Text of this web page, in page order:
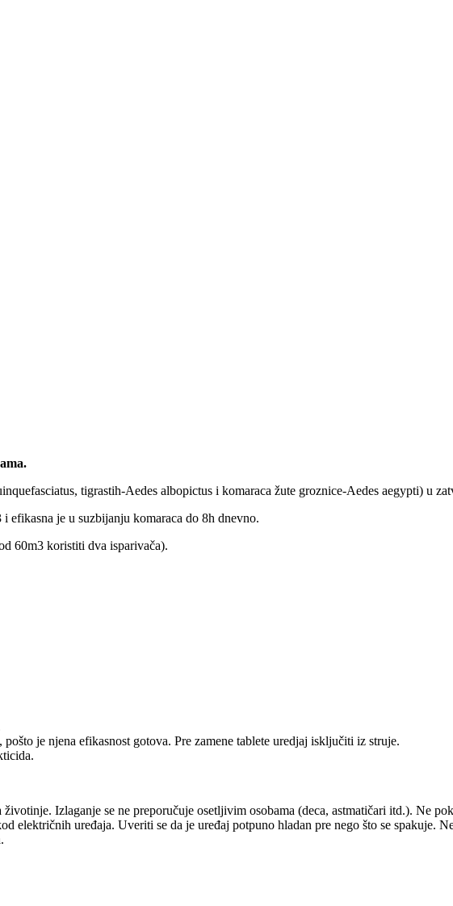
tigrastih-Aedes albopictus i komaraca žute groznice-Aedes aegypti) u
efikasna je u suzbijanju komaraca do 8h dnevno.
60m3 koristiti dva isparivača).
je njena efikasnost gotova. Pre zamene tablete uredjaj isključiti iz struje.
Izlaganje se ne preporučuje osetljivim osobama (deca, astmatičari itd.). Ne
električnih uređaja. Uveriti se da je uređaj potpuno hladan pre nego što se